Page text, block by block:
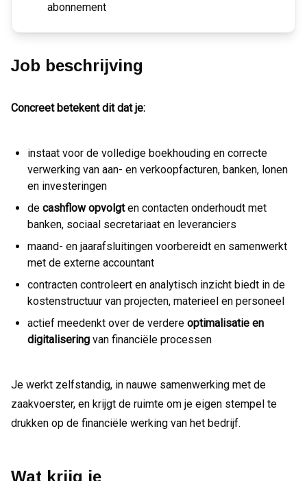
abonnement
Job beschrijving
Concreet betekent dit dat je:
instaat voor de volledige boekhouding en correcte
verwerking van aan- en verkoopfacturen, banken, lonen
en investeringen
de cashflow opvolgten contacten onderhoudt met
banken, sociaal secretariaat en leveranciers
maand- en jaarafsluitingen voorbereidt en samenwerkt
met de externe accountant
contracten controleert en analytisch inzicht biedt in de
kostenstructuur van projecten, materieel en personeel
actief meedenkt over de verdere optimalisatie en
digitalisering van financiële processen
Je werkt zelfstandig, in nauwe samenwerking met de
zaakvoerster, en krijgt de ruimte om je eigen stempel te
drukken op de financiële werking van het bedrijf.
Wat krijg je